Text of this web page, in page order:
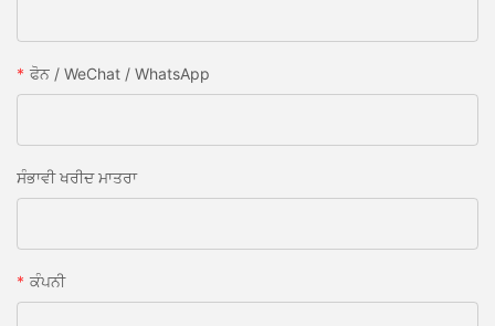
ਫੋਨ / WeChat / WhatsApp
ਸੰਭਾਵੀ ਖਰੀਦ ਮਾਤਰਾ
ਕੰਪਨੀ